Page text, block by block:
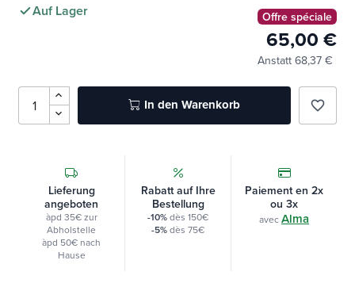
Auf Lager Offre spéciale
65,00 €
Anstatt 68,37 €
In den Warenkorb favorite_border
Lieferung
angeboten
àpd 35€ zur
Abholstelle
àpd 50€ nach
Hause
Rabatt auf Ihre
Bestellung
-10%dès 150€
-5%dès 75€
Paiement en 2x
ou 3x
avec Alma